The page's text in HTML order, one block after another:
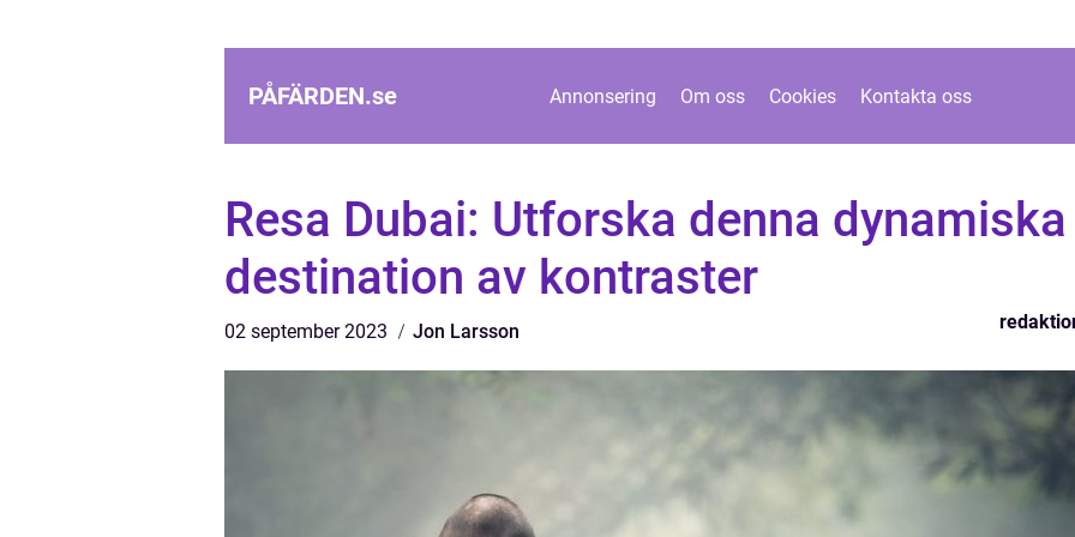
PÅFÄRDEN.se Annonsering Om oss Cookies Kontakta oss
Resa Dubai: Utforska denna dynamiska
destination av kontraster
02 september 2023 Jon Larsson